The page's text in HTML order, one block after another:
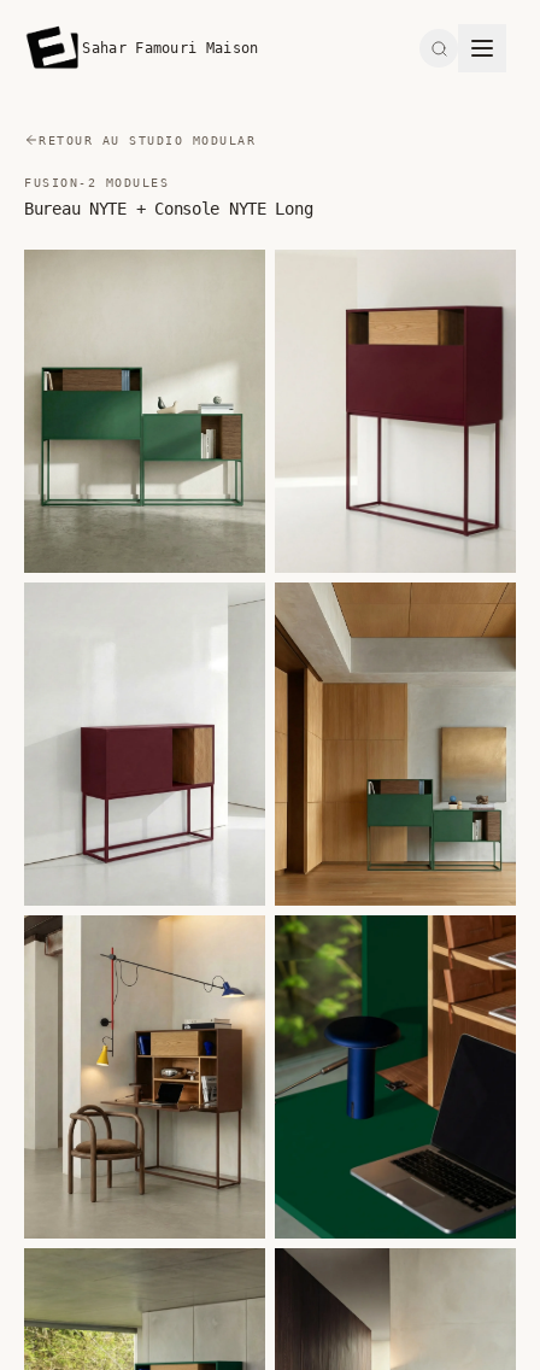
Sahar Famouri Maison
Search
RETOUR AU STUDIO MODULAR
FUSION-2 MODULES
Bureau NYTE + Console NYTE Long